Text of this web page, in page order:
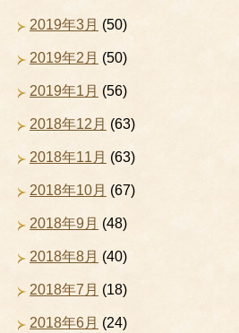
2019年3月 (50)
2019年2月 (50)
2019年1月 (56)
2018年12月 (63)
2018年11月 (63)
2018年10月 (67)
2018年9月 (48)
2018年8月 (40)
2018年7月 (18)
2018年6月 (24)